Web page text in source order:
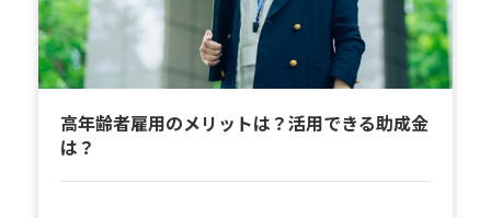
高年齢者雇用のメリットは？活用できる助成金
は？